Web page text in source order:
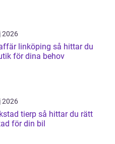
2026
linköping så hittar du
för dina behov
2026
så hittar du rätt
för din bil